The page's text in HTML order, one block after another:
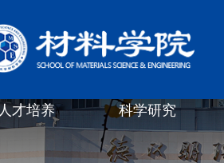
人才培养 科学研究